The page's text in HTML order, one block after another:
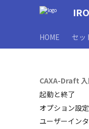
HOME セッ
CAXA-Draft 入
起動と終了
オプション設定
ユーザーイン